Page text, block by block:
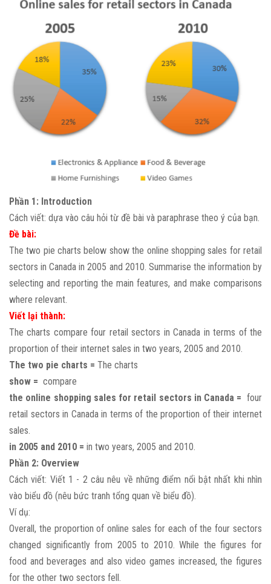
Phần 1: Introduction
Cách viết: dựa vào câu hỏi từ đề bài và paraphrase theo ý của bạn.
Đề bài:
The two pie charts below show the online shopping sales for retail
sectors in Canada in 2005 and 2010. Summarise the information by
selecting and reporting the main features, and make comparisons
where relevant.
Viết lại thành:
The charts compare four retail sectors in Canada in terms of the
proportion of their internet sales in two years, 2005 and 2010.
The two pie charts = The charts
show = compare
the online shopping sales for retail sectors in Canada = four
retail sectors in Canada in terms of the proportion of their internet
sales.
in 2005 and 2010 = in two years, 2005 and 2010.
Phần 2: Overview
Cách viết: Viết 1 - 2 câu nêu về những điểm nổi bật nhất khi nhìn
vào biểu đồ (nêu bức tranh tổng quan về biểu đồ).
Ví dụ:
Overall, the proportion of online sales for each of the four sectors
changed significantly from 2005 to 2010. While the figures for
food and beverages and also video games increased, the figures
for the other two sectors fell.